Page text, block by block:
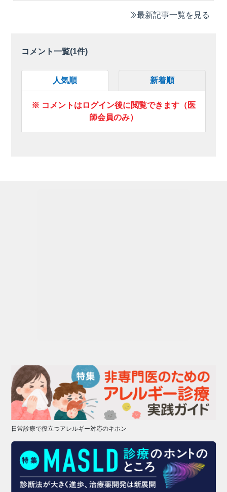
最新記事一覧を見る
コメント一覧(1件)
人気順 新着順
※ コメントはログイン後に閲覧できます（医
師会員のみ）
日常診療で役立つアレルギー対応のキホン